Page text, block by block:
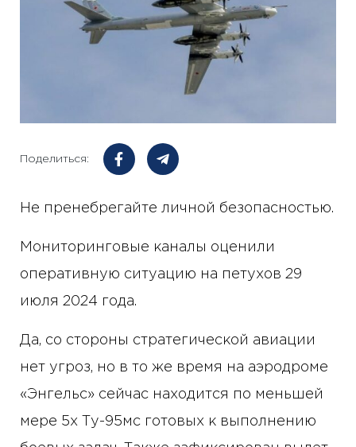
Поделиться:
Не пренебрегайте личной безопасностью.
Мониторинговые каналы оценили
оперативную ситуацию на петухов 29
июля 2024 года.
Да, со стороны стратегической авиации
нет угроз, но в то же время на аэродроме
«Энгельс» сейчас находится по меньшей
мере 5х Ту-95мс готовых к выполнению